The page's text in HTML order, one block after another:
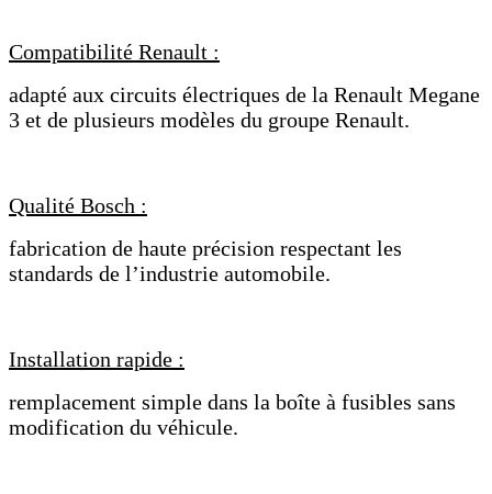
Compatibilité Renault :
adapté aux circuits électriques de la Renault Megane
3 et de plusieurs modèles du groupe Renault.
Qualité Bosch :
fabrication de haute précision respectant les
standards de l’industrie automobile.
Installation rapide :
remplacement simple dans la boîte à fusibles sans
modification du véhicule.